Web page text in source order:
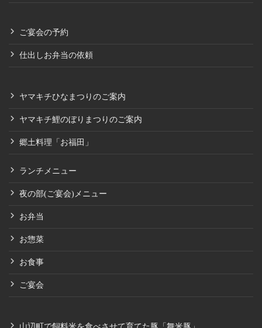
ご宴会の予約
仕出しお弁当の依頼
ヤマキチひなまつりのご案内
ヤマキチ鯉のぼりまつりのご案内
郷土料理「お福田」
ランチメニュー
夜の部(ご宴会)メニュー
お弁当
お惣菜
お食事
ご宴会